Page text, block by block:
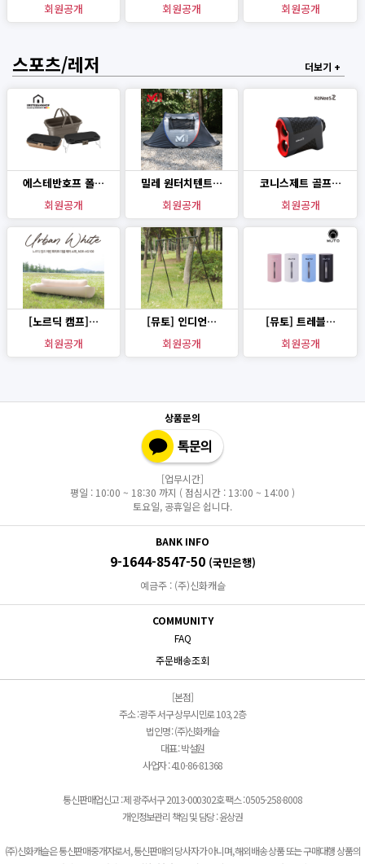
회원공개
회원공개
회원공개
스포츠/레저 더보기 +
에스테반호프 폴…
회원공개
밀레 원터치텐트…
회원공개
코니스제트 골프…
회원공개
[노르딕 캠프]…
회원공개
[뮤토] 인디언…
회원공개
[뮤토] 트레블…
회원공개
상품문의
[업무시간]
평일 : 10:00 ~ 18:30 까지 ( 점심시간 : 13:00 ~ 14:00 )
토요일, 공휴일은 쉽니다.
BANK INFO
9-1644-8547-50 (국민은행)
예금주 : (주)신화캐슬
COMMUNITY
FAQ
주문배송조회
[본점]
주소 : 광주 서구 상무시민로 103, 2층
법인명 : (주)신화캐슬
대표 : 박설원
사업자 : 410-86-81368
통신판매업신고 : 제 광주서구 2013-000302호 팩스 : 0505-258-8008
개인정보관리 책임 및 담당 : 윤상권
(주)신화캐슬은 통신판매중개자로서, 통신판매의 당사자가 아니며, 해외배송 상품 또는 구매대행 상품의